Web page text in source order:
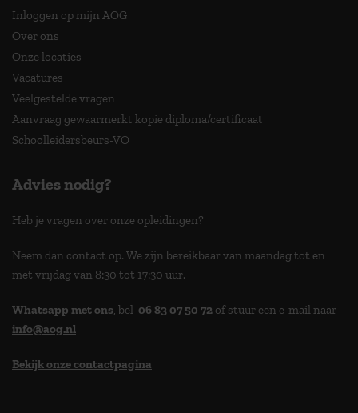
Inloggen op mijn AOG
Over ons
Onze locaties
Vacatures
Veelgestelde vragen
Aanvraag gewaarmerkt kopie diploma/certificaat
Schoolleidersbeurs-VO
Advies nodig?
Heb je vragen over onze opleidingen?
Neem dan contact op. We zijn bereikbaar van maandag tot en
met vrijdag van 8:30 tot 17:30 uur.
Whatsapp met ons, bel 06 83 07 50 72 of stuur een e-mail naar
info@aog.nl
Bekijk onze contactpagina